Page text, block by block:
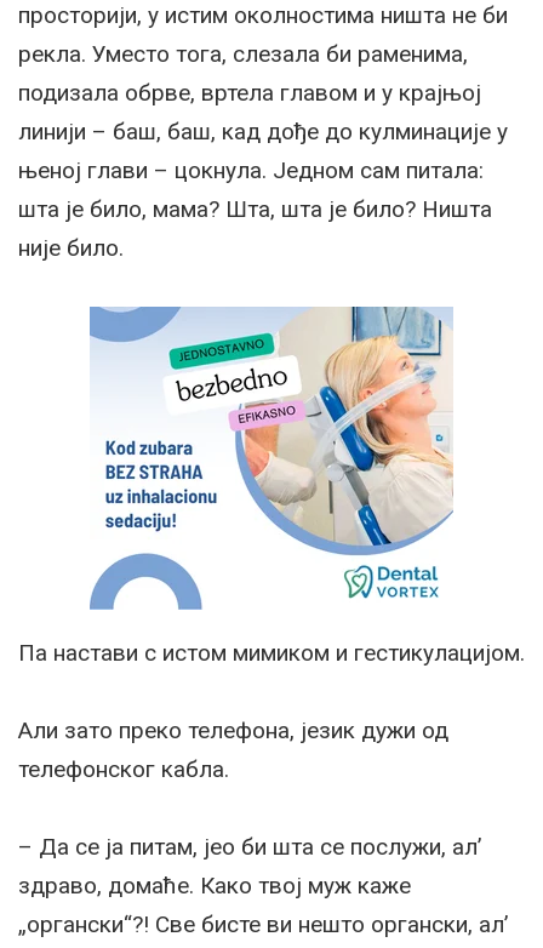
просторији, у истим околностима ништа не би
рекла. Уместо тога, слезала би раменима,
подизала обрве, вртела главом и у крајњој
линији – баш, баш, кад дође до кулминације у
њеној глави – цокнула. Једном сам питала:
шта је било, мама? Шта, шта је било? Ништа
није било.
Па настави с истом мимиком и гестикулацијом.
Али зато преко телефона, језик дужи од
телефонског кабла.
– Да се ја питам, јео би шта се послужи, ал’
здраво, домаће. Како твој муж каже
„органски“?! Све бисте ви нешто органски, ал’